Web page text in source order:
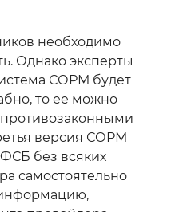
необходимо
Однако эксперты
СОРМ будет
то ее можно
противозаконными
версия СОРМ
без всяких
самостоятельно